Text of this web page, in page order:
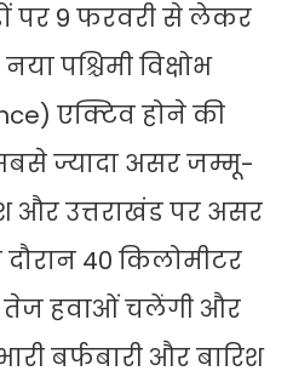
पर 9 फरवरी से लेकर
पश्चिमी विक्षोभ
एक्टिव होने की
ज्यादा असर जम्मू-
और उत्तराखंड पर असर
40 किलोमीटर
तेज हवाओं चलेंगी और
बर्फबारी और बारिश